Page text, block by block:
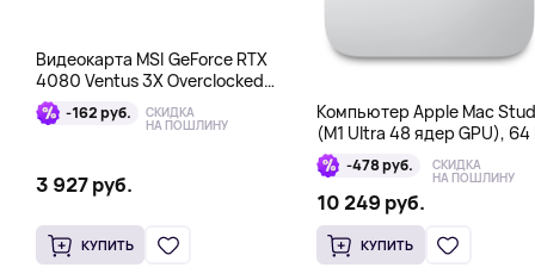
Видеокарта MSI GeForce RTX
4080 Ventus 3X Overclocked
16GB DDR6X
-162 руб. СКИДКА
НА ПОШЛИНУ
3 927 руб.
КУПИТЬ
Компьютер Apple Mac
(M1 Ultra 48 ядер GPU), 64
1 Тб -478 руб. СКИДКА
НА ПОШЛИНУ
10 249 руб.
КУПИТЬ